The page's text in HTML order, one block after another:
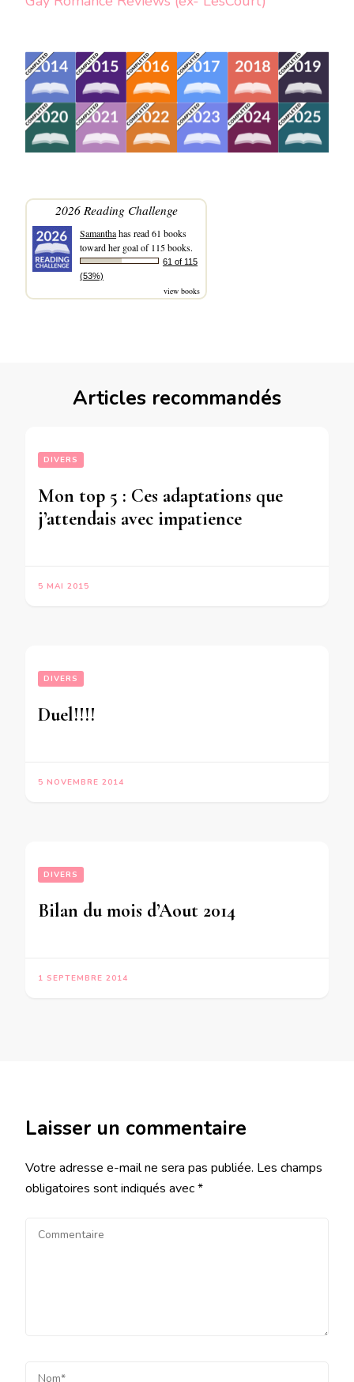
2026 Reading Challenge
Samanthahas read 61 books
toward her goal of 115 books.
61 of 115
(53%)
view books
Articles recommandés
DIVERS
Mon top 5 : Ces adaptations que
j’attendais avec impatience
5 MAI 2015
DIVERS
Duel!!!!
5 NOVEMBRE 2014
DIVERS
Bilan du mois d’Aout 2014
1 SEPTEMBRE 2014
Laisser un commentaire
Votre adresse e-mail ne sera pas publiée. Les champs
obligatoires sont indiqués avec*